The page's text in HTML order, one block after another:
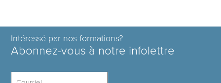
Intéressé par nos formations?
Abonnez-vous à notre infolettre